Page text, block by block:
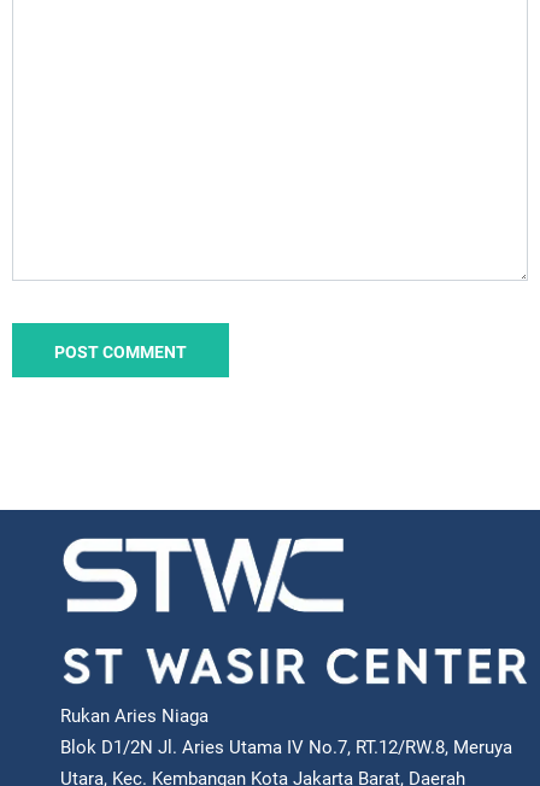
Rukan Aries Niaga
Blok D1/2N Jl. Aries Utama IV No.7, RT.12/RW.8, Meruya
Utara, Kec. Kembangan Kota Jakarta Barat, Daerah